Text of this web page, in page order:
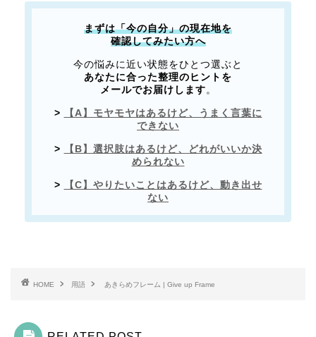
まずは「今の自分」の現在地を
確認してみたい方へ
今の悩みに近い状態をひとつ選ぶと
あなたに合った整理のヒントを
メールでお届けします。
>
【A】モヤモヤはあるけど、うまく言葉に
できない
>
【B】選択肢はあるけど、どれがいいか決
められない
>
【C】やりたいことはあるけど、動き出せ
ない
HOME 用語 あきらめフレーム | Give up Frame